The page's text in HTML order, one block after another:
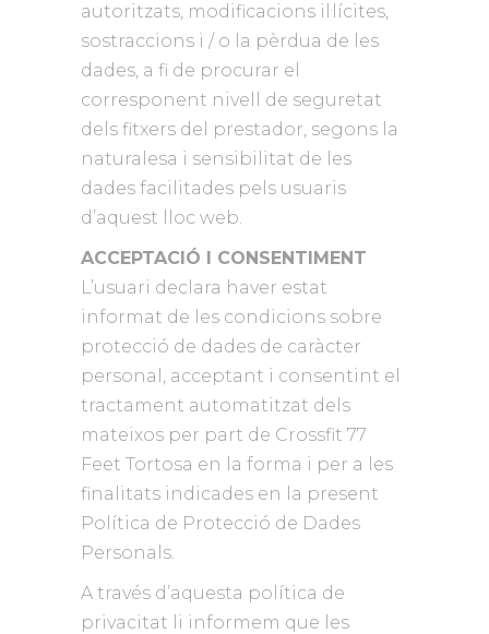
autoritzats, modificacions il·lícites,
sostraccions i / o la pèrdua de les
dades, a fi de procurar el
corresponent nivell de seguretat
dels fitxers del prestador, segons la
naturalesa i sensibilitat de les
dades facilitades pels usuaris
d’aquest lloc web.
ACCEPTACIÓ I CONSENTIMENT
L’usuari declara haver estat
informat de les condicions sobre
protecció de dades de caràcter
personal, acceptant i consentint el
tractament automatitzat dels
mateixos per part de Crossfit 77
Feet Tortosa en la forma i per a les
finalitats indicades en la present
Política de Protecció de Dades
Personals.
A través d’aquesta política de
privacitat li informem que les